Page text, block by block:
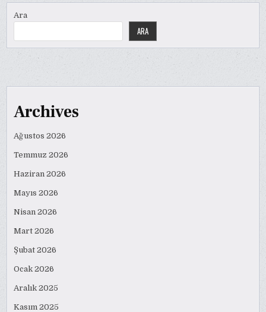
Ara
ARA
Archives
Ağustos 2026
Temmuz 2026
Haziran 2026
Mayıs 2026
Nisan 2026
Mart 2026
Şubat 2026
Ocak 2026
Aralık 2025
Kasım 2025